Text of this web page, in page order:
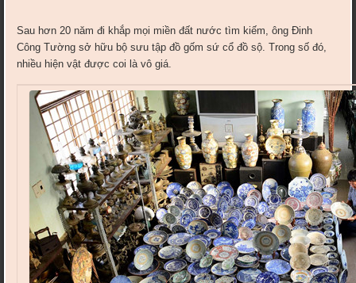
Sau hơn 20 năm đi khắp mọi miền đất nước tìm kiếm, ông Đinh
Công Tường sở hữu bộ sưu tập đồ gốm sứ cổ đồ sộ. Trong số đó,
nhiều hiện vật được coi là vô giá.